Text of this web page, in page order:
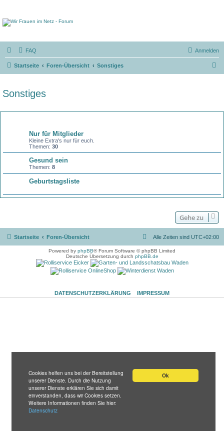
Ok
Cookies helfen uns bei der Bereitstellung
unserer Dienste. Durch die Nutzung
unserer Dienste erklären Sie sich damit
einverstanden, dass wir Cookies setzen.
Weitere Informationen finden Sie hier:
Datenschutz
FAQ Anmelden
Startseite Foren-Übersicht Sonstiges
e
Sonstiges
Nur für Mitglieder
Kleine Extra's nur für euch.
Themen: 30
Gesund sein
Themen: 8
Geburtstagsliste
Gehe zu
Startseite Foren-Übersicht Alle Zeiten sind UTC+02:00
Powered by phpBB® Forum Software © phpBB Limited
Deutsche Übersetzung durch phpBB.de
DATENSCHUTZERKLÄRUNG IMPRESSUM